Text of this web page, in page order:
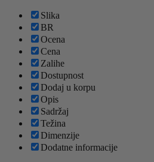
Slika
BR
Ocena
Cena
Zalihe
Dostupnost
Dodaj u korpu
Opis
Sadržaj
Težina
Dimenzije
Dodatne informacije